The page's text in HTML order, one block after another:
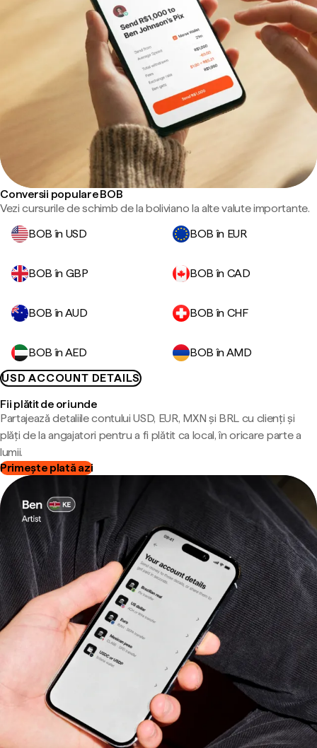
Conversii populare BOB
Vezi cursurile de schimb de la boliviano la alte valute importante.
BOB în USD
BOB în EUR
BOB în GBP BOB în CAD
BOB în AUD BOB în CHF
BOB în AED
BOB în AMD
USD ACCOUNT DETAILS
Fii plătit de oriunde
Partajează detaliile contului USD, EUR, MXN și BRL cu clienți și
plăți de la angajatori pentru a fi plătit ca local, în oricare parte a
lumii.
Primește plată azi